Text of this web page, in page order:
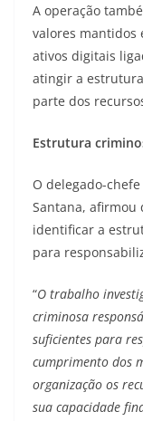
A operação
valores mantidos
ativos digitais
atingir a
parte dos
Estrutura
O delegado-
Santana, afirmou
identificar a
para
“O trabalho
criminosa
suficientes para
cumprimento dos
organização os
sua capacidade